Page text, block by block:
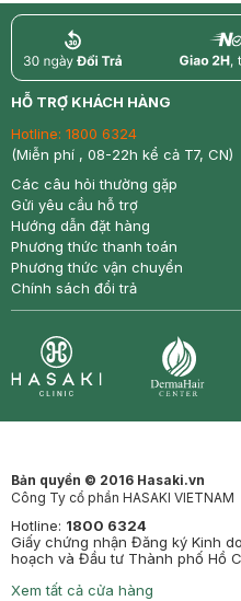
return
HỖ TRỢ KHÁCH HÀNG
Hotline: 1800 6324
(Miễn phí , 08-22h kể cả T7, CN)
Các câu hỏi thường gặp
Gửi yêu cầu hỗ trợ
Hướng dẫn đặt hàng
Phương thức thanh toán
Phương thức vận chuyển
Chính sách đổi trả
Bản quyền © 2016 Hasaki.vn
Công Ty cổ phần HASAKI VIETNAM
Hotline: 1800 6324
Giấy chứng nhận Đăng ký Kinh
hoạch và Đầu tư Thành phố Hồ
Xem tất cả cửa hàng